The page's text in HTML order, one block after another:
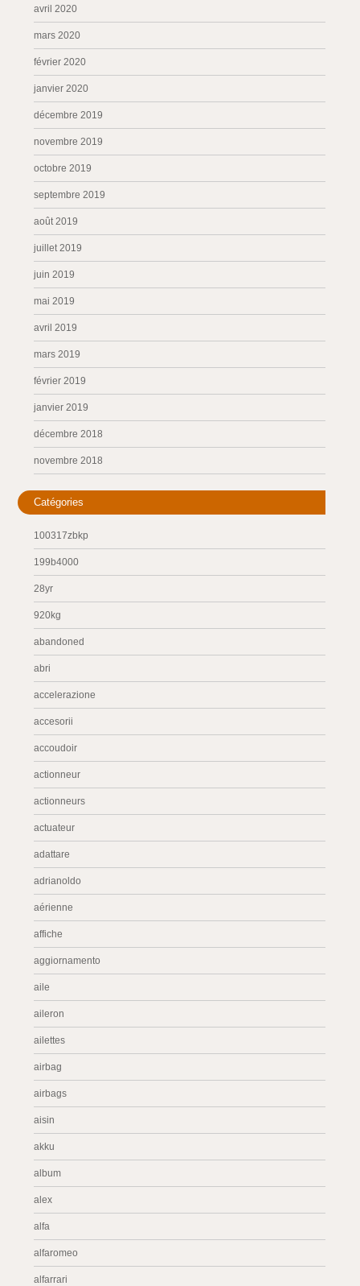
avril 2020
mars 2020
février 2020
janvier 2020
décembre 2019
novembre 2019
octobre 2019
septembre 2019
août 2019
juillet 2019
juin 2019
mai 2019
avril 2019
mars 2019
février 2019
janvier 2019
décembre 2018
novembre 2018
Catégories
100317zbkp
199b4000
28yr
920kg
abandoned
abri
accelerazione
accesorii
accoudoir
actionneur
actionneurs
actuateur
adattare
adrianoldo
aérienne
affiche
aggiornamento
aile
aileron
ailettes
airbag
airbags
aisin
akku
album
alex
alfa
alfaromeo
alfarrari